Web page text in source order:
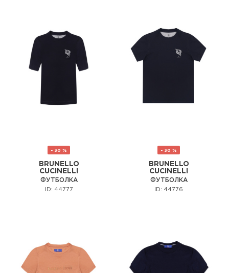
- 30 %
BRUNELLO
CUCINELLI
ФУТБОЛКА
ID: 44777
- 30 %
BRUNELLO
CUCINELLI
ФУТБОЛКА
ID: 44776